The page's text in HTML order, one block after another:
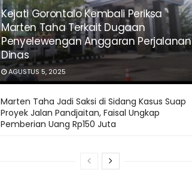
Kejati Gorontalo Kembali Periksa
Marten Taha Terkait Dugaan
Penyelewengan Anggaran Perjalanan
Dinas
AGUSTUS 5, 2025
Marten Taha Jadi Saksi di Sidang Kasus Suap
Proyek Jalan Pandjaitan, Faisal Ungkap
Pemberian Uang Rp150 Juta